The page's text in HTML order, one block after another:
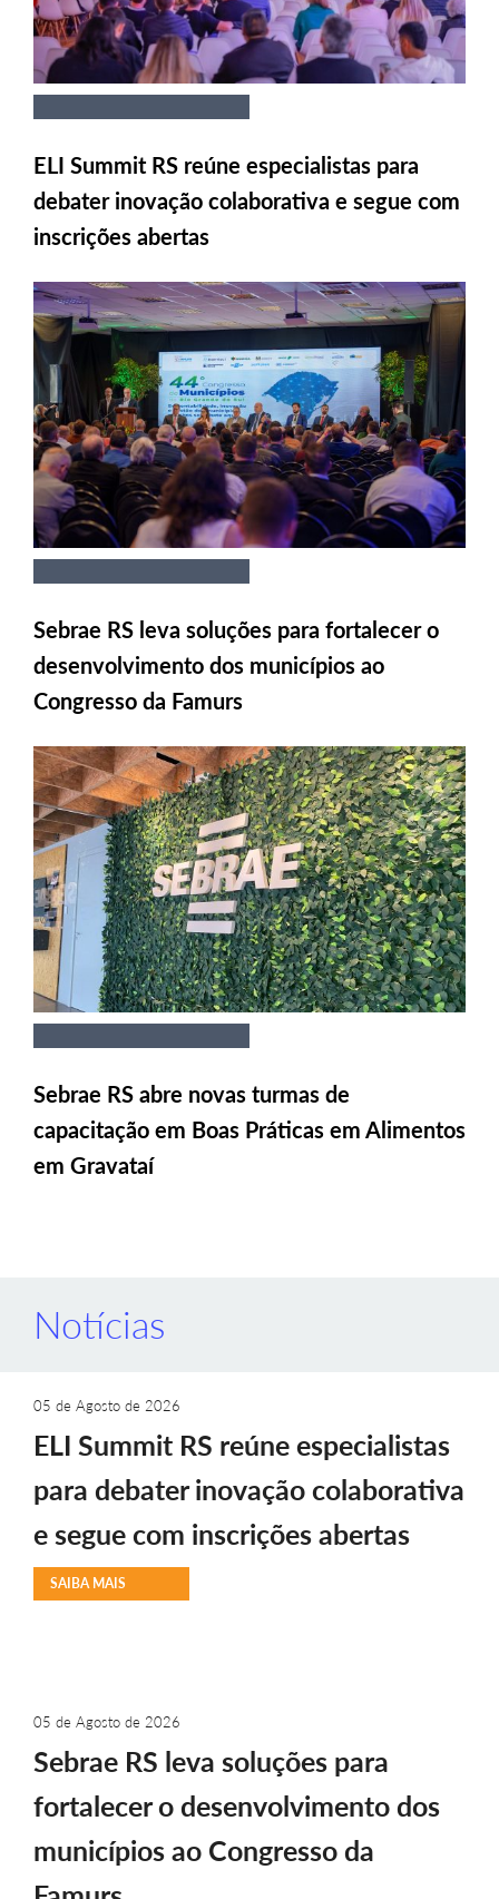
ELI Summit RS reúne especialistas para
debater inovação colaborativa e segue com
inscrições abertas
Sebrae RS leva soluções para fortalecer o
desenvolvimento dos municípios ao
Congresso da Famurs
Sebrae RS abre novas turmas de
capacitação em Boas Práticas em Alimentos
em Gravataí
Notícias
05 de Agosto de 2026
ELI Summit RS reúne especialistas
para debater inovação colaborativa
e segue com inscrições abertas
SAIBA MAIS
05 de Agosto de 2026
Sebrae RS leva soluções para
fortalecer o desenvolvimento dos
municípios ao Congresso da